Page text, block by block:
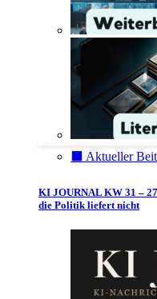
⬛️ Aktueller
KI JOURNAL KW 31 –
die Politik liefert nicht